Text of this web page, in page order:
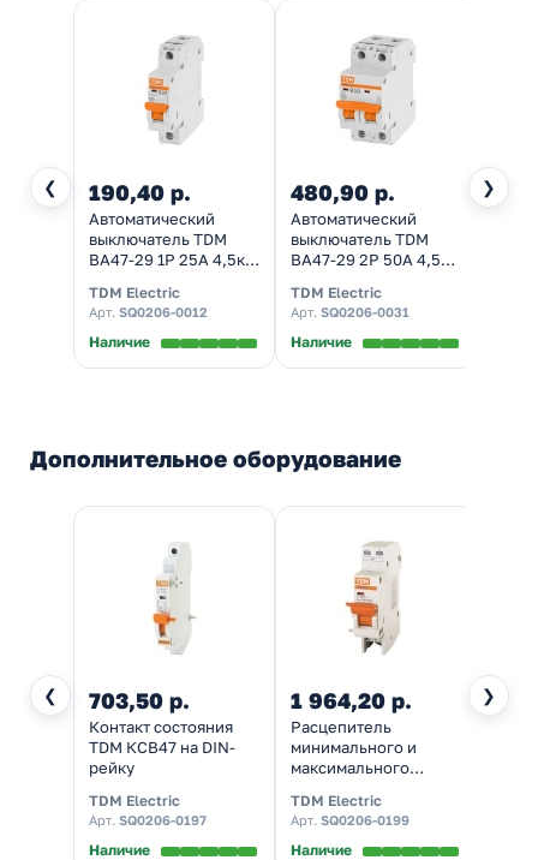
❮ ❯
190,40 р.
Автоматический
выключатель TDM
ВА47-29 1Р 25А 4,5кА
(автомат
электрический)
TDM Electric
Арт. SQ0206-0012
Наличие
480,90 р.
Автоматический
выключатель TDM
ВА47-29 2Р 50А 4,5кА
(автомат
электрический)
TDM Electric
Арт. SQ0206-0031
Наличие
1
Дополнительное оборудование
❮ ❯
703,50 р.
Контакт состояния
TDM КСВ47 на DIN-
рейку
TDM Electric
Арт. SQ0206-0197
Наличие
1 964,20 р.
Расцепитель
минимального и
максимального
РММ47 230В на DIN-
рейку
TDM Electric
Арт. SQ0206-0199
Наличие